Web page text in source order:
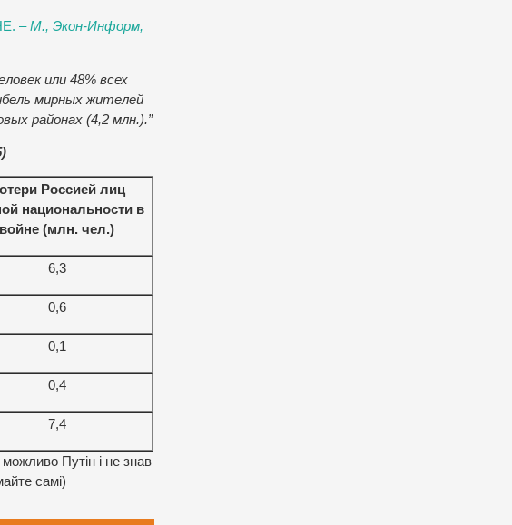
–М., Экон-Информ,
или 48% всех
мирных жителей
районах (4,2 млн.).”
Россией лиц
национальности в
войне (млн. чел.)
6,3
0,6
0,1
0,4
7,4
Путін і не знав
самі)